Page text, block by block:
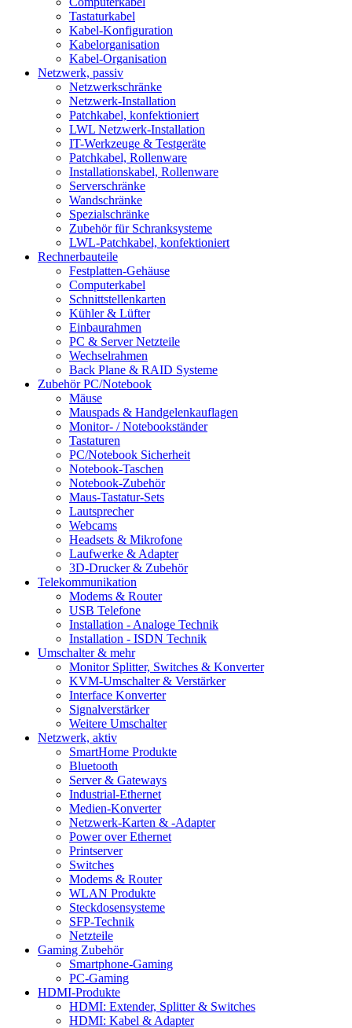
Tastaturkabel
Kabel-Konfiguration
Kabelorganisation
Kabel-Organisation
Netzwerk, passiv
Netzwerkschränke
Netzwerk-Installation
Patchkabel, konfektioniert
LWL Netzwerk-Installation
IT-Werkzeuge & Testgeräte
Patchkabel, Rollenware
Installationskabel, Rollenware
Serverschränke
Wandschränke
Spezialschränke
Zubehör für Schranksysteme
LWL-Patchkabel, konfektioniert
Rechnerbauteile
Festplatten-Gehäuse
Computerkabel
Schnittstellenkarten
Kühler & Lüfter
Einbaurahmen
PC & Server Netzteile
Wechselrahmen
Back Plane & RAID Systeme
Zubehör PC/Notebook
Mäuse
Mauspads & Handgelenkauflagen
Monitor- / Notebookständer
Tastaturen
PC/Notebook Sicherheit
Notebook-Taschen
Notebook-Zubehör
Maus-Tastatur-Sets
Lautsprecher
Webcams
Headsets & Mikrofone
Laufwerke & Adapter
3D-Drucker & Zubehör
Telekommunikation
Modems & Router
USB Telefone
Installation - Analoge Technik
Installation - ISDN Technik
Umschalter & mehr
Monitor Splitter, Switches & Konverter
KVM-Umschalter & Verstärker
Interface Konverter
Signalverstärker
Weitere Umschalter
Netzwerk, aktiv
SmartHome Produkte
Bluetooth
Server & Gateways
Industrial-Ethernet
Medien-Konverter
Netzwerk-Karten & -Adapter
Power over Ethernet
Printserver
Switches
Modems & Router
WLAN Produkte
Steckdosensysteme
SFP-Technik
Netzteile
Gaming Zubehör
Smartphone-Gaming
PC-Gaming
HDMI-Produkte
HDMI: Extender, Splitter & Switches
HDMI: Kabel & Adapter